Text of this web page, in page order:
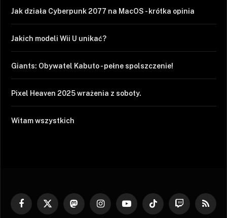
Jak działa Cyberpunk 2077 na MacOS - krótka opinia
Jakich modeli Wii U unikać?
Giants: Obywatel Kabuto - pełne spolszczenie!
Pixel Heaven 2025 wrażenia z soboty.
Witam wszystkich
Facebook
X
MastodonInstagramYouTubeTikTok Twitch RSS